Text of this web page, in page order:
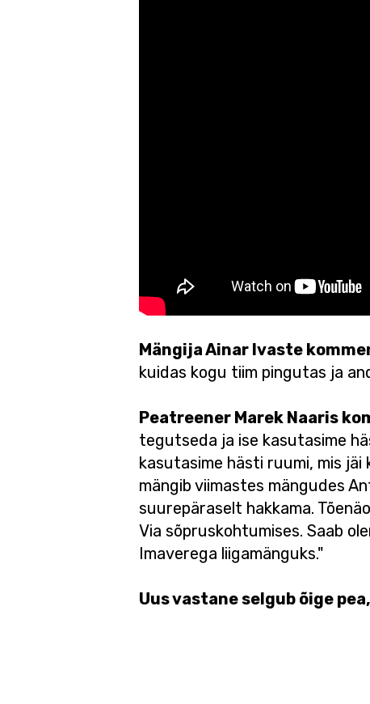
Mängija Ainar Ivaste
kuidas kogu tiim pingutas ja
Peatreener Marek Naaris
tegutseda ja ise kasutasime
kasutasime hästi ruumi, mis
mängib viimastes mängudes
suurepäraselt hakkama.
Via sõpruskohtumises. Saab
Imaverega liigamänguks."
Uus vastane selgub õige